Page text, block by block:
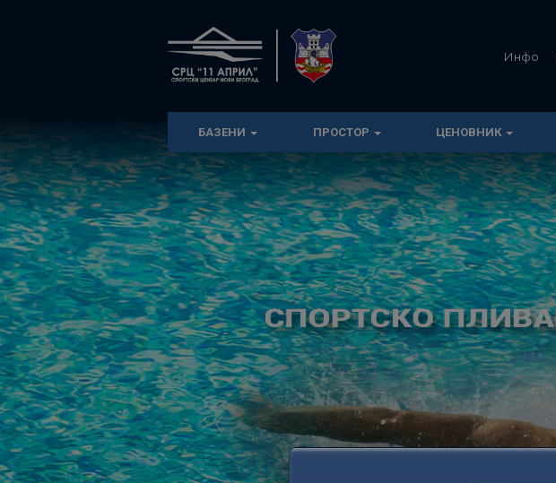
Инфо
БАЗЕНИ ПРОСТОР ЦЕНОВНИК
‹